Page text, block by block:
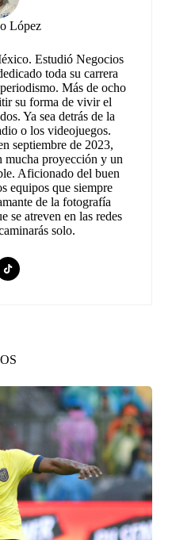
López
Estudió Negocios
toda su carrera
Más de ocho
su forma de vivir el
Ya sea detrás de la
o los videojuegos.
septiembre de 2023,
mucha proyección y un
Aficionado del buen
equipos que siempre
de la fotografía
se atreven en las redes
solo.